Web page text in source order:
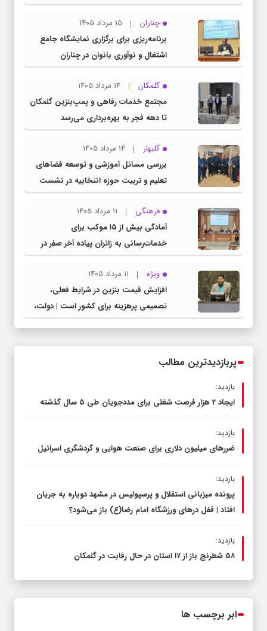
چناران
15 مرداد 1405
برنامه‌ریزی برای برگزاری نمایشگاه جامع
اشتغال و نوآوری بانوان در چناران
گلمکان
14 مرداد 1405
مجتمع خدمات رفاهی و پمپ‌بنزین گلمکان
تا دهه فجر به بهره‌برداری می‌رسد
گلبهار
14 مرداد 1405
بررسی مسائل آموزشی و توسعه فضاهای
تعلیم و تربیت حوزه انتخابیه در نشست
مشترک عضو کمیسیون آموزش مجلس با
مدیرکل آموزش و پرورش خراسان رضوی
فرهنگی
11 مرداد 1405
آمادگی بیش از ۱۵ موکب برای
خدمات‌رسانی به زائران پیاده آخر صفر در
شهرستان چناران
ویژه
11 مرداد 1405
افزایش قیمت بنزین در شرایط فعلی،
تصمیمی پرهزینه برای کشور است | دولت،
قاچاق سوخت و عوامل اصلی ناترازی را
پربازدیدترین مطالب
بازدید:
ایجاد 2 هزار فرصت شغلی برای مددجویان طی ۵ سال گذشته
بازدید:
ضررهای میلیون دلاری برای صنعت هوایی و گردشگری اسرائیل
بازدید:
پرونده میزبانی استقلال و پرسپولیس در مشهد دوباره به جریان
افتاد | قفل در‌های ورزشگاه امام رضا(ع) باز می‌شود؟
بازدید:
۵۸ شطرنج‌ باز از ۱۷ استان در حال رقابت در گلمکان
ابر برچسب ها